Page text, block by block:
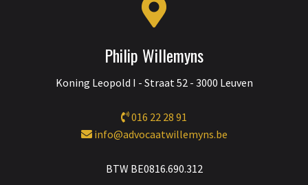
Philip Willemyns
Koning Leopold I - Straat 52 - 3000 Leuven
016 22 28 91
info@advocaatwillemyns.be
BTW BE0816.690.312